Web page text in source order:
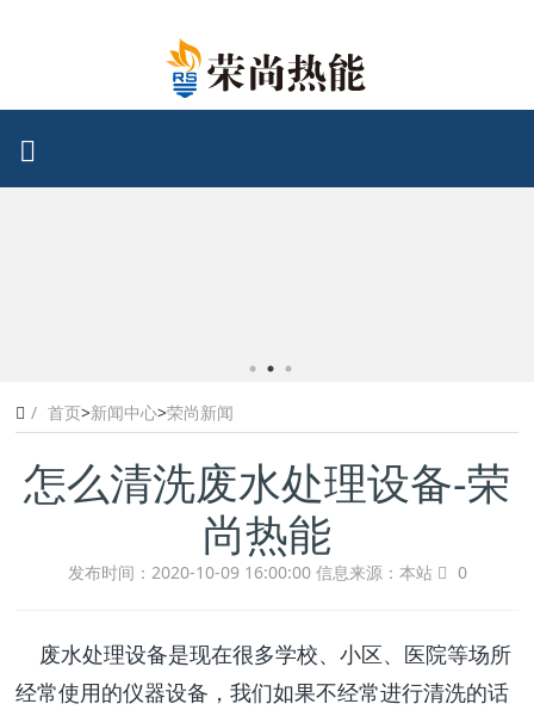
首页>新闻中心>荣尚新闻
怎么清洗废水处理设备-荣
尚热能
发布时间：2020-10-09 16:00:00 信息来源：本站 0
废水处理设备是现在很多学校、小区、医院等场所
经常使用的仪器设备，我们如果不经常进行清洗的话